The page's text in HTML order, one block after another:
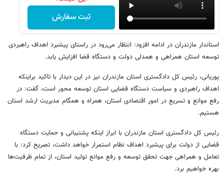
ثبت سفارش
استاندار مازندران در ادامه افزود: انتظار می‌رود در راستای پیشبرد اهداف راهبردی
توسعه استان همراهی و همدلی دولت و دستگاه قضا افزایش یابد.
پوریانی، رئیس کل دادگستری استان مازندران نیز در این دیدار با تاکید براینکه
اهداف راهبردی و سیاست دستگاه قضایی استان توسعه محور است، گفت: در
رفع موانع و تسریع در امور اقتصادی استان، همراه و همگام مدیریت ارشد استان
هستیم.
رئیس کل دادگستری استان مازندران با ابراز اینکه پشتیبانی و حمایت دستگاه
قضایی از دولت برای پیشبرد اهداف نظام استمرار خواهد داشت، تصریح کرد: با
تعامل و همراهی جهت تحقق توسعه و رفع موانع تولید استان، از تمام ظرفیت‌ها
بهره خواهیم برد.